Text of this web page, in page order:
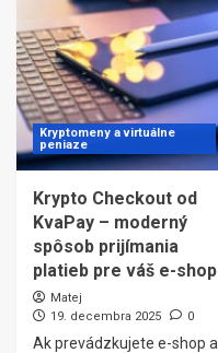
Kryptomeny a virtuálne
peniaze
Krypto Checkout od
KvaPay – moderný
spôsob prijímania
platieb pre váš e-shop
Matej
19. decembra 2025
0
Ak prevádzkujete e-shop a